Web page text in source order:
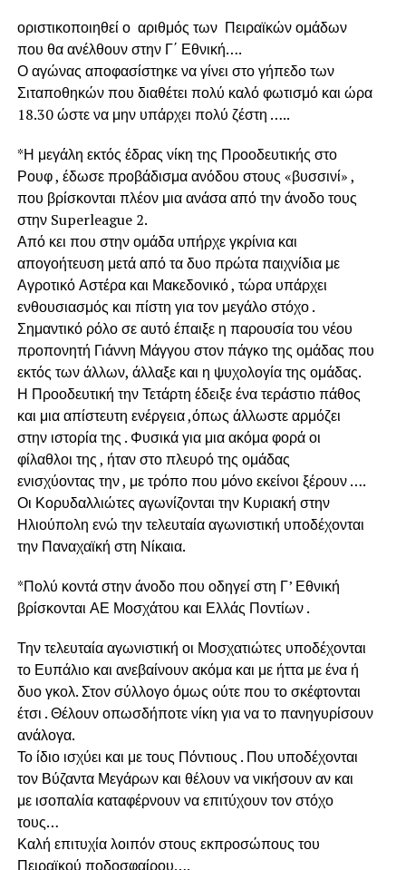
οριστικοποιηθεί ο αριθμός των Πειραϊκών ομάδων
που θα ανέλθουν στην Γ΄ Εθνική….
Ο αγώνας αποφασίστηκε να γίνει στο γήπεδο των
Σιταποθηκών που διαθέτει πολύ καλό φωτισμό και ώρα
18.30 ώστε να μην υπάρχει πολύ ζέστη …..
*Η μεγάλη εκτός έδρας νίκη της Προοδευτικής στο
Ρουφ , έδωσε προβάδισμα ανόδου στους «βυσσινί» ,
που βρίσκονται πλέον μια ανάσα από την άνοδο τους
στην Superleague 2.
Από κει που στην ομάδα υπήρχε γκρίνια και
απογοήτευση μετά από τα δυο πρώτα παιχνίδια με
Αγροτικό Αστέρα και Μακεδονικό , τώρα υπάρχει
ενθουσιασμός και πίστη για τον μεγάλο στόχο .
Σημαντικό ρόλο σε αυτό έπαιξε η παρουσία του νέου
προπονητή Γιάννη Μάγγου στον πάγκο της ομάδας που
εκτός των άλλων, άλλαξε και η ψυχολογία της ομάδας.
Η Προοδευτική την Τετάρτη έδειξε ένα τεράστιο πάθος
και μια απίστευτη ενέργεια ,όπως άλλωστε αρμόζει
στην ιστορία της . Φυσικά για μια ακόμα φορά οι
φίλαθλοι της , ήταν στο πλευρό της ομάδας
ενισχύοντας την , με τρόπο που μόνο εκείνοι ξέρουν ….
Οι Κορυδαλλιώτες αγωνίζονται την Κυριακή στην
Ηλιούπολη ενώ την τελευταία αγωνιστική υποδέχονται
την Παναχαϊκή στη Νίκαια.
*Πολύ κοντά στην άνοδο που οδηγεί στη Γ’ Εθνική
βρίσκονται ΑΕ Μοσχάτου και Ελλάς Ποντίων .
Την τελευταία αγωνιστική οι Μοσχατιώτες υποδέχονται
το Ευπάλιο και ανεβαίνουν ακόμα και με ήττα με ένα ή
δυο γκολ. Στον σύλλογο όμως ούτε που το σκέφτονται
έτσι . Θέλουν οπωσδήποτε νίκη για να το πανηγυρίσουν
ανάλογα.
Το ίδιο ισχύει και με τους Πόντιους . Που υποδέχονται
τον Βύζαντα Μεγάρων και θέλουν να νικήσουν αν και
με ισοπαλία καταφέρνουν να επιτύχουν τον στόχο
τους…
Καλή επιτυχία λοιπόν στους εκπροσώπους του
Πειραϊκού ποδοσφαίρου….